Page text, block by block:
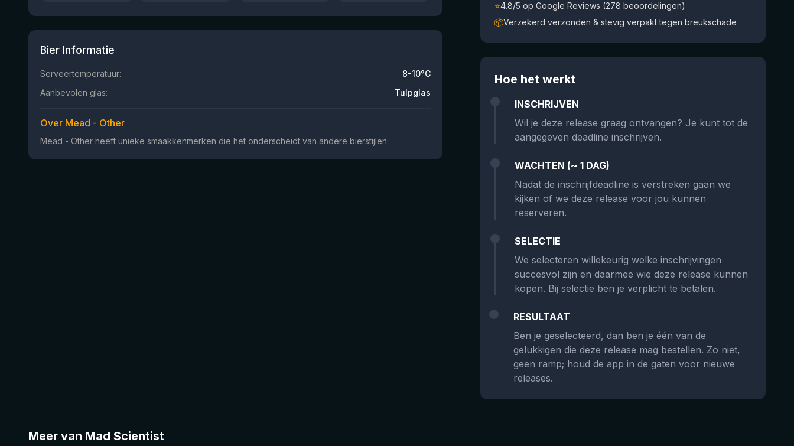
Bier Informatie
Serveertemperatuur:
8-10°C
Aanbevolen glas:
Tulpglas
Over Mead - Other
Mead - Other heeft unieke smaakkenmerken die het onderscheidt van andere bierstijlen.
⭐4.8/5 op Google Reviews (278 beoordelingen)
📦Verzekerd verzonden & stevig verpakt tegen breukschade
Hoe het werkt
INSCHRIJVEN
Wil je deze release graag ontvangen? Je kunt tot de
aangegeven deadline inschrijven.
WACHTEN (~ 1 DAG)
Nadat de inschrijfdeadline is verstreken gaan we
kijken of we deze release voor jou kunnen
reserveren.
SELECTIE
We selecteren willekeurig welke inschrijvingen
succesvol zijn en daarmee wie deze release kunnen
kopen. Bij selectie ben je verplicht te betalen.
RESULTAAT
Ben je geselecteerd, dan ben je één van de
gelukkigen die deze release mag bestellen. Zo niet,
geen ramp; houd de app in de gaten voor nieuwe
releases.
Meer van Mad Scientist
★3.96